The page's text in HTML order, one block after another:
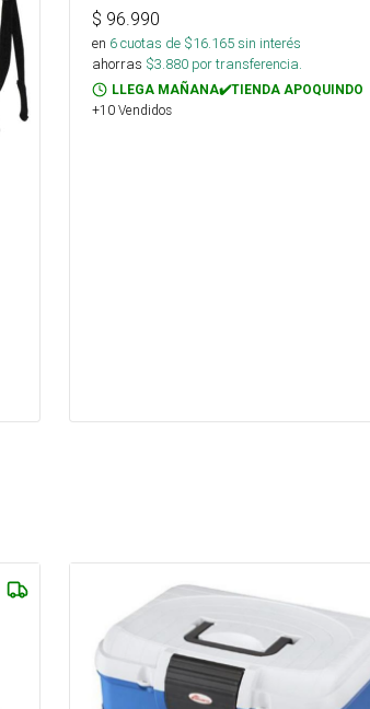
$ 96.990
en 6cuotas de $16.165sin interés
ahorras $3.880 por transferencia.
LLEGA MAÑANA✔️TIENDA APOQUINDO
+10 Vendidos